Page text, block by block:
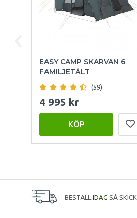
EASY CAMP SKARVAN 6
FAMILJETÄLT
(59)
4 995 kr
KÖP
BESTÄLL IDAG SÅ